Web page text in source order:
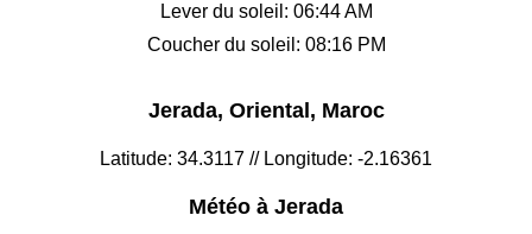
Lever du soleil: 06:44 AM
Coucher du soleil: 08:16 PM
Jerada, Oriental, Maroc
Latitude: 34.3117 // Longitude: -2.16361
Météo à Jerada